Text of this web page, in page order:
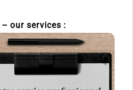
our services :